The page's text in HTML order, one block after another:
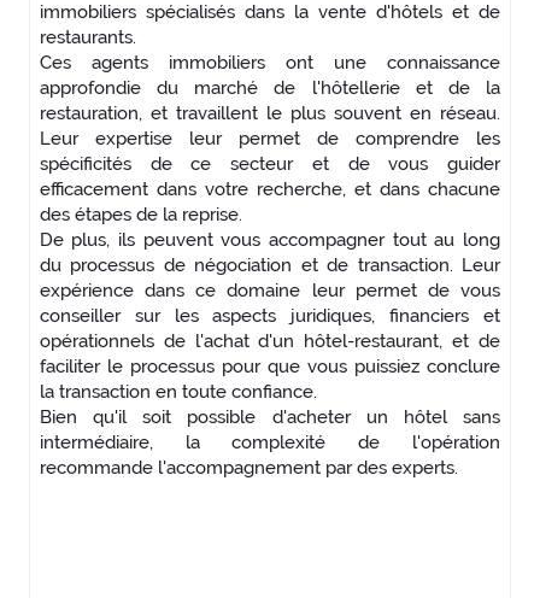
immobiliers spécialisés dans la vente d'hôtels et de
restaurants.
Ces agents immobiliers ont une connaissance
approfondie du marché de l'hôtellerie et de la
restauration, et travaillent le plus souvent en réseau.
Leur expertise leur permet de comprendre les
spécificités de ce secteur et de vous guider
efficacement dans votre recherche, et dans chacune
des étapes de la reprise.
De plus, ils peuvent vous accompagner tout au long
du processus de négociation et de transaction. Leur
expérience dans ce domaine leur permet de vous
conseiller sur les aspects juridiques, financiers et
opérationnels de l'achat d'un hôtel-restaurant, et de
faciliter le processus pour que vous puissiez conclure
la transaction en toute confiance.
Bien qu'il soit possible d'acheter un hôtel sans
intermédiaire, la complexité de l'opération
recommande l'accompagnement par des experts.